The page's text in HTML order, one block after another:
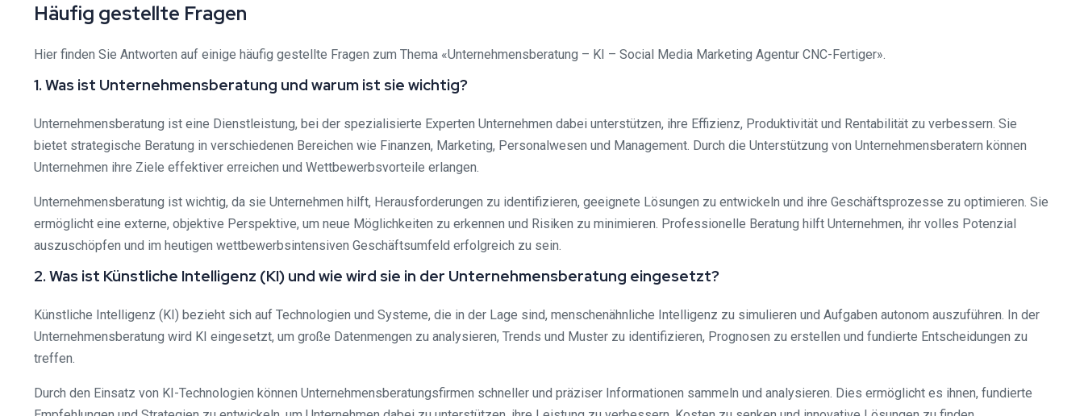
Häufig gestellte Fragen
Hier finden Sie Antworten auf einige häufig gestellte Fragen zum Thema «Unternehmensberatung – KI – Social Media Marketing Agentur CNC-Fertiger».
1. Was ist Unternehmensberatung und warum ist sie wichtig?
Unternehmensberatung ist eine Dienstleistung, bei der spezialisierte Experten Unternehmen dabei unterstützen, ihre Effizienz, Produktivität und Rentabilität zu verbessern. Sie
bietet strategische Beratung in verschiedenen Bereichen wie Finanzen, Marketing, Personalwesen und Management. Durch die Unterstützung von Unternehmensberatern können
Unternehmen ihre Ziele effektiver erreichen und Wettbewerbsvorteile erlangen.
Unternehmensberatung ist wichtig, da sie Unternehmen hilft, Herausforderungen zu identifizieren, geeignete Lösungen zu entwickeln und ihre Geschäftsprozesse zu optimieren. Sie
ermöglicht eine externe, objektive Perspektive, um neue Möglichkeiten zu erkennen und Risiken zu minimieren. Professionelle Beratung hilft Unternehmen, ihr volles Potenzial
auszuschöpfen und im heutigen wettbewerbsintensiven Geschäftsumfeld erfolgreich zu sein.
2. Was ist Künstliche Intelligenz (KI) und wie wird sie in der Unternehmensberatung eingesetzt?
Künstliche Intelligenz (KI) bezieht sich auf Technologien und Systeme, die in der Lage sind, menschenähnliche Intelligenz zu simulieren und Aufgaben autonom auszuführen. In der
Unternehmensberatung wird KI eingesetzt, um große Datenmengen zu analysieren, Trends und Muster zu identifizieren, Prognosen zu erstellen und fundierte Entscheidungen zu
treffen.
Durch den Einsatz von KI-Technologien können Unternehmensberatungsfirmen schneller und präziser Informationen sammeln und analysieren. Dies ermöglicht es ihnen, fundierte